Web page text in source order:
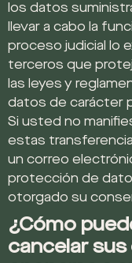
los datos
llevar a cabo la
proceso judicial lo
terceros que
las leyes y
datos de carácter
Si usted no
estas
un correo
protección de
otorgado su
¿Cómo
cancelar